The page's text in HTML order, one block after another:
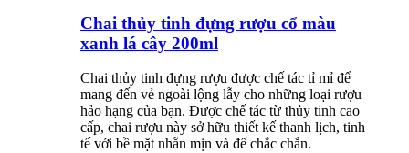
Chai thủy tinh đựng rượu cổ màu
xanh lá cây 200ml
Chai thủy tinh đựng rượu được chế tác tỉ mỉ để
mang đến vẻ ngoài lộng lẫy cho những loại rượu
hảo hạng của bạn. Được chế tác từ thủy tinh cao
cấp, chai rượu này sở hữu thiết kế thanh lịch, tinh
tế với bề mặt nhẵn mịn và đế chắc chắn.